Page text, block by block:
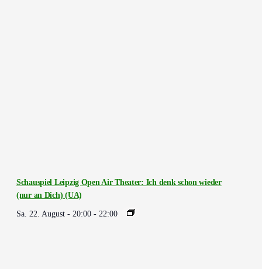
Schauspiel Leipzig Open Air Theater: Ich denk schon wieder
(nur an Dich) (UA)
Sa. 22. August - 20:00 - 22:00